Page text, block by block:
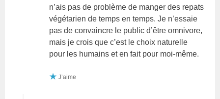
n’ais pas de problème de manger des repats
végétarien de temps en temps. Je n’essaie
pas de convaincre le public d’être omnivore,
mais je crois que c’est le choix naturelle
pour les humains et en fait pour moi-même.
J’aime